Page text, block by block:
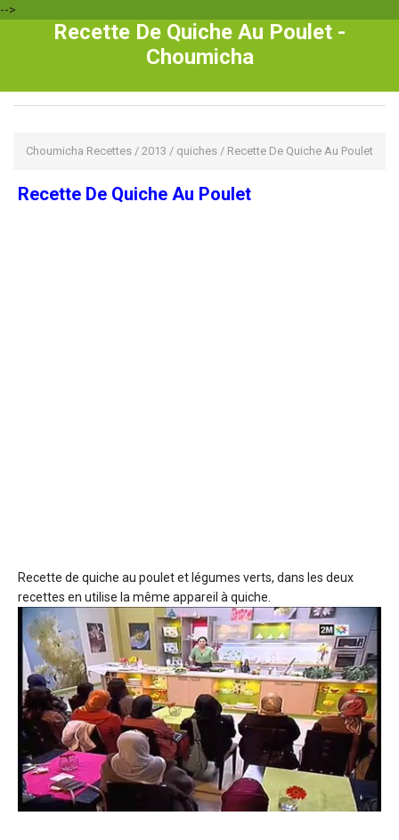
-->
Recette De Quiche Au Poulet -
Choumicha
Choumicha Recettes / 2013 / quiches / Recette De Quiche Au Poulet
Recette De Quiche Au Poulet
Recette de quiche au pouletet légumes verts, dans les deux
recettes en utilise la même appareil à quiche.